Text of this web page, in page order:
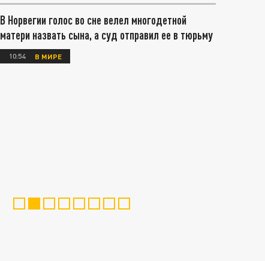
В Норвегии голос во сне велел многодетной
матери назвать сына, а суд отправил ее в тюрьму
10:54 В МИРЕ